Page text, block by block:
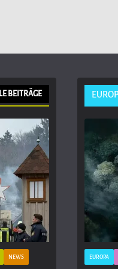
BEITRÄGE
NEWS EUROPA